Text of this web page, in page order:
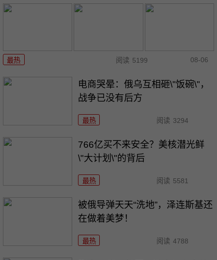
最热 阅读 5199 08-06
电商哭晕：俄乌互相砸\"饭碗\"，
战争已没有后方
最热 阅读 3294
766亿买不来安全？美核潜光鲜
\"大计划\"的背后
最热 阅读 5581
被俄导弹天天“洗地”，泽连斯基还
在做着美梦！
最热 阅读 4788